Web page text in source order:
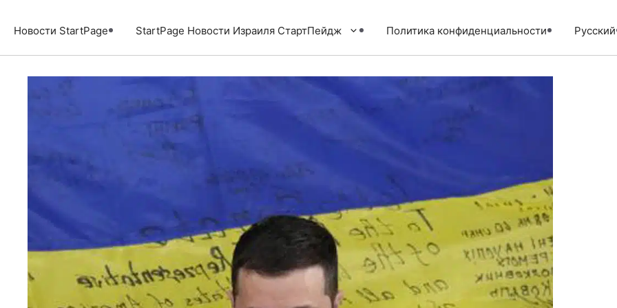
содержимому
Новости StartPage StartPage Новости Израиля СтартПейдж Политика конфиденциальности Русский